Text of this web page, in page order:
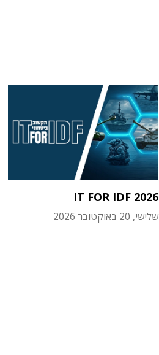
IT FOR IDF 2026
שלישי, 20 באוקטובר 2026